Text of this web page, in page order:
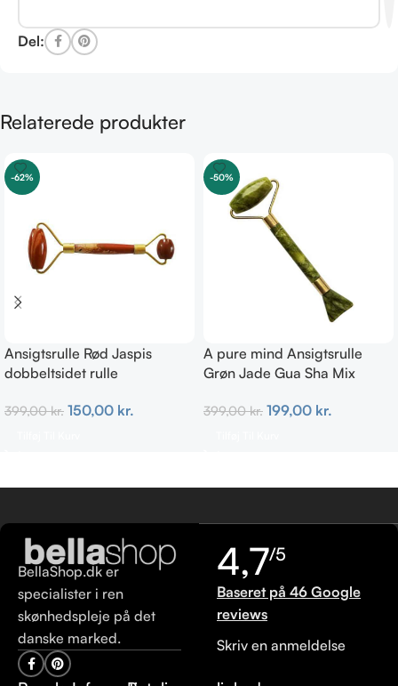
Del:
Relaterede produkter
-62%
Ansigtsrulle Rød Jaspis
dobbeltsidet rulle
399,00kr. 150,00 kr.
-50%
A pure mind Ansigtsrulle
Grøn Jade Gua Sha Mix
399,00kr. 199,00 kr.
BellaShop.dk er
specialister i ren
skønhedspleje på det
danske marked.
4,7/5
Baseret på 46 Google
reviews
Skriv en anmeldelse